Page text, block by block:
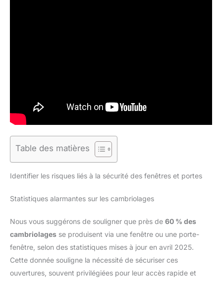
Table des matières
Identifier les risques liés à la sécurité des fenêtres et portes
Statistiques alarmantes sur les cambriolages
Nous vous suggérons de souligner que près de 60 % des
cambriolages se produisent via une fenêtre ou une porte-
fenêtre, selon des statistiques mises à jour en avril 2025.
Cette donnée souligne la nécessité de sécuriser ces
ouvertures, souvent privilégiées pour leur accès rapide et